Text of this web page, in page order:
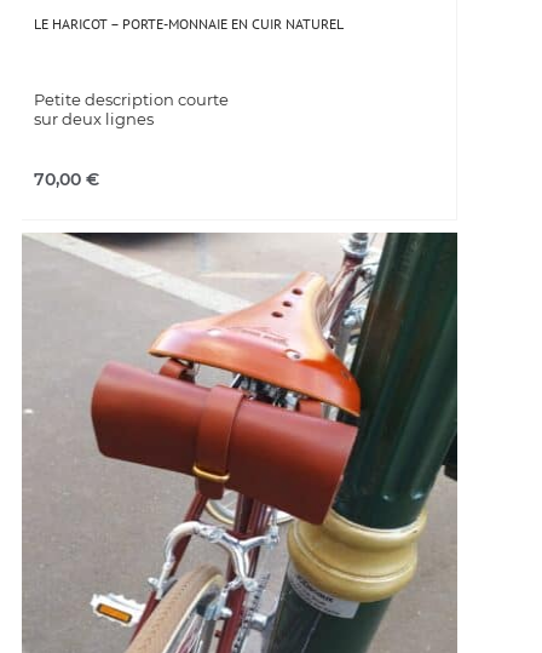
LE HARICOT – PORTE-MONNAIE EN CUIR NATUREL
Petite description courte
sur deux lignes
70,00 €